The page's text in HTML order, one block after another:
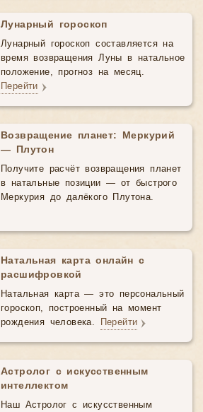
Лунарный гороскоп
Лунарный гороскоп составляется на
время возвращения Луны в натальное
положение, прогноз на месяц.
Перейти
Возвращение планет: Меркурий
— Плутон
Получите расчёт возвращения планет
в натальные позиции — от быстрого
Меркурия до далёкого Плутона.
Натальная карта онлайн с
расшифровкой
Натальная карта — это персональный
гороскоп, построенный на момент
рождения человека. Перейти
Астролог с искусственным
интеллектом
Наш Астролог с искусственным